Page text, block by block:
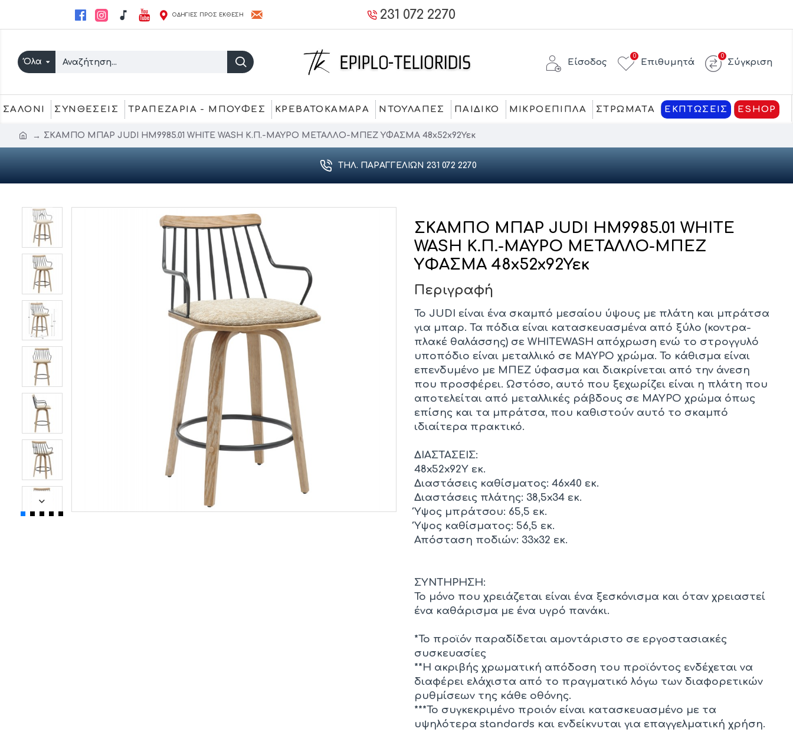
ΟΔΗΓΙΕΣ ΠΡΟΣ ΕΚΘΕΣΗ 231 072 2270
Όλα Είσοδος Επιθυμητά
0
Σύγκριση
0
ΣΑΛΟΝΙ ΣΥΝΘΕΣΕΙΣ ΤΡΑΠΕΖΑΡΙΑ - ΜΠΟΥΦΕΣ ΚΡΕΒΑΤΟΚΑΜΑΡΑ ΝΤΟΥΛΑΠΕΣ ΠΑΙΔΙΚΟ ΜΙΚΡΟΕΠΙΠΛΑ ΣΤΡΩΜΑΤΑ ΕΚΠΤΩΣΕΙΣ ESHOP
ΣΚΑΜΠΟ ΜΠΑΡ JUDI HM9985.01 WHITE WASH Κ.Π.-ΜΑΥΡΟ ΜΕΤΑΛΛΟ-ΜΠΕΖ ΥΦΑΣΜΑ 48x52x92Υεκ
ΤΗΛ. ΠΑΡΑΓΓΕΛΙΏΝ 231 072 2270
ΣΚΑΜΠΟ ΜΠΑΡ JUDI HM9985.01 WHITE
WASH Κ.Π.-ΜΑΥΡΟ ΜΕΤΑΛΛΟ-ΜΠΕΖ
ΥΦΑΣΜΑ 48x52x92Υεκ
Περιγραφή
Το JUDI είναι ένα σκαμπό μεσαίου ύψους με πλάτη και μπράτσα
για μπαρ. Τα πόδια είναι κατασκευασμένα από ξύλο (κοντρα-
πλακέ θαλάσσης) σε WHITEWASH απόχρωση ενώ το στρογγυλό
υποπόδιο είναι μεταλλικό σε ΜΑΥΡΟ χρώμα. Το κάθισμα είναι
επενδυμένο με ΜΠΕΖ ύφασμα και διακρίνεται από την άνεση
που προσφέρει. Ωστόσο, αυτό που ξεχωρίζει είναι η πλάτη που
αποτελείται από μεταλλικές ράβδους σε ΜΑΥΡΟ χρώμα όπως
επίσης και τα μπράτσα, που καθιστούν αυτό το σκαμπό
ιδιαίτερα πρακτικό.
ΔΙΑΣΤΑΣΕΙΣ:
48x52x92Υ εκ.
Διαστάσεις καθίσματος: 46x40 εκ.
Διαστάσεις πλάτης: 38,5x34 εκ.
Ύψος μπράτσου: 65,5 εκ.
Ύψος καθίσματος: 56,5 εκ.
Απόσταση ποδιών: 33x32 εκ.
ΣΥΝΤΗΡΗΣΗ:
Το μόνο που χρειάζεται είναι ένα ξεσκόνισμα και όταν χρειαστεί
ένα καθάρισμα με ένα υγρό πανάκι.
*Το προϊόν παραδίδεται αμοντάριστο σε εργοστασιακές
συσκευασίες
**Η ακριβής χρωματική απόδοση του προϊόντος ενδέχεται να
διαφέρει ελάχιστα από το πραγματικό λόγω των διαφορετικών
ρυθμίσεων της κάθε οθόνης.
***Το συγκεκριμένο προιόν είναι κατασκευασμένο με τα
υψηλότερα standards και ενδείκνυται για επαγγελματική χρήση.